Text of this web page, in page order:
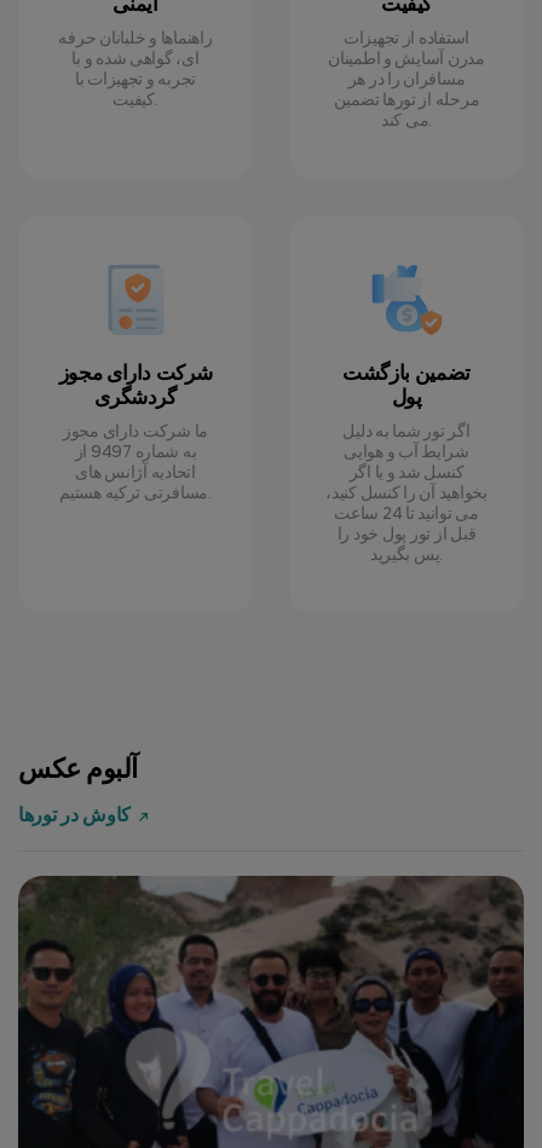
راهنماها و خلبانان حرفه
ای، گواهی شده و با
تجربه و تجهیزات با
کیفیت.
استفاده از تجهیزات
مدرن آسایش و اطمینان
مسافران را در هر
مرحله از تورها تضمین
می کند.
شرکت دارای مجوز
گردشگری
ما شرکت دارای مجوز
به شماره 9497 از
اتحادیه آژانس های
مسافرتی ترکیه هستیم.
تضمین بازگشت
پول
اگر تور شما به دلیل
شرایط آب و هوایی
کنسل شد و یا اگر
بخواهید آن را کنسل کنید،
می توانید تا 24 ساعت
قبل از تور پول خود را
پس بگیرید.
آلبوم عکس
کاوش در تورها